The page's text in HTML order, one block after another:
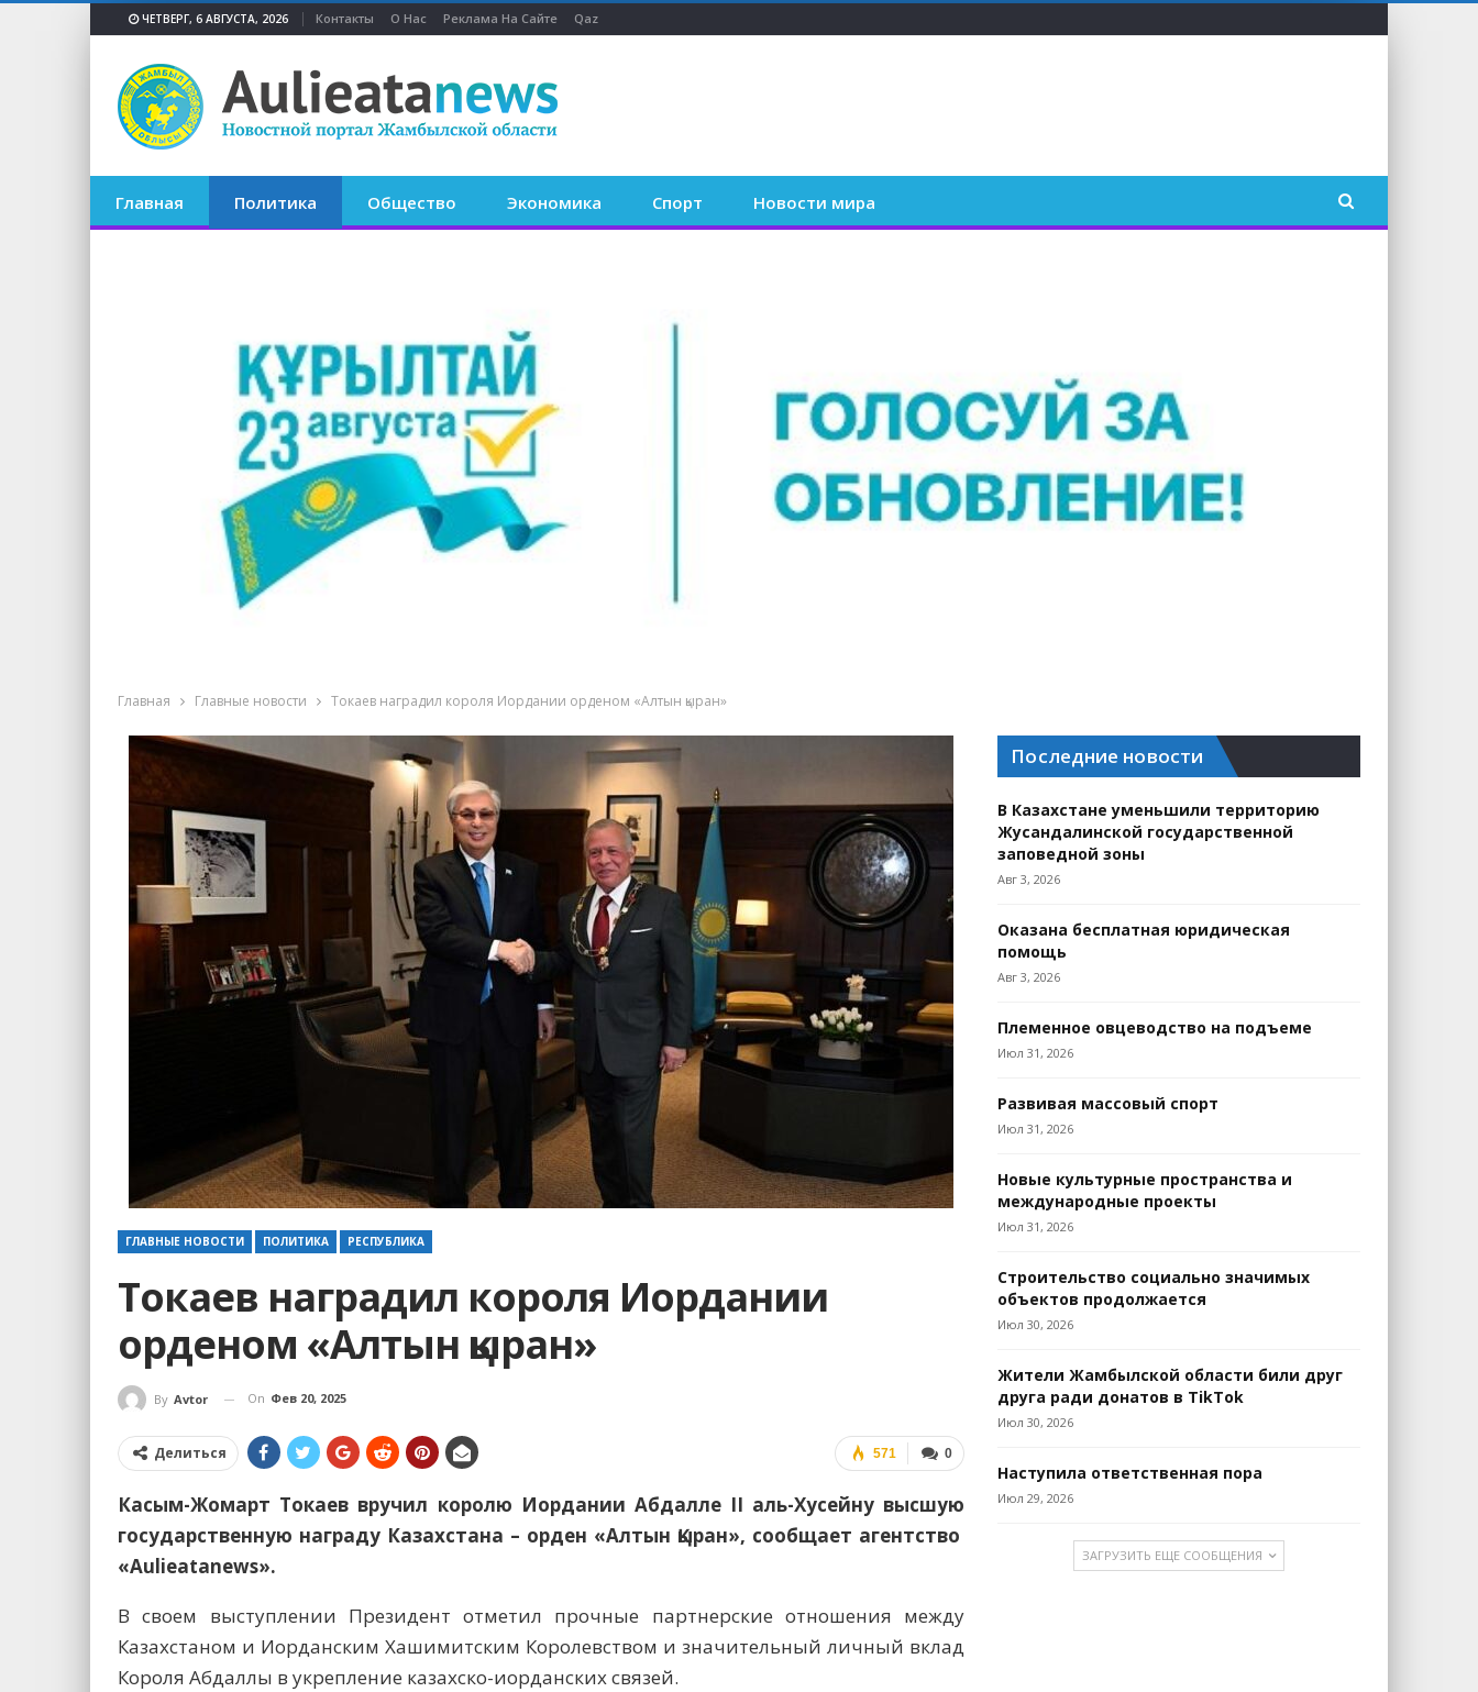
ЧЕТВЕРГ, 6 АВГУСТА, 2026 Контакты О Нас Реклама На Сайте Qaz
Главная Политика Общество Экономика Спорт Новости мира
Главная Главные новости Токаев наградил короля Иордании орденом «Алтын қыран»
ГЛАВНЫЕ НОВОСТИ ПОЛИТИКА РЕСПУБЛИКА
Токаев наградил короля Иордании
орденом «Алтын қыран»
By Avtor On Фев 20, 2025
0
571
Делиться
Касым-Жомарт Токаев вручил королю Иордании Абдалле II аль-Хусейну высшую
государственную награду Казахстана – орден «Алтын Қыран», сообщает агентство
«Aulieаtanews».
В своем выступлении Президент отметил прочные партнерские отношения между
Казахстаном и Иорданским Хашимитским Королевством и значительный личный вклад
Короля Абдаллы в укрепление казахско-иорданских связей.
Последние новости
В Казахстане уменьшили территорию
Жусандалинской государственной
заповедной зоны
Авг 3, 2026
Оказана бесплатная юридическая
помощь
Авг 3, 2026
Племенное овцеводство на подъеме
Июл 31, 2026
Развивая массовый спорт
Июл 31, 2026
Новые культурные пространства и
международные проекты
Июл 31, 2026
Строительство социально значимых
объектов продолжается
Июл 30, 2026
Жители Жамбылской области били друг
друга ради донатов в TikTok
Июл 30, 2026
Наступила ответственная пора
Июл 29, 2026
ЗАГРУЗИТЬ ЕЩЕ СООБЩЕНИЯ